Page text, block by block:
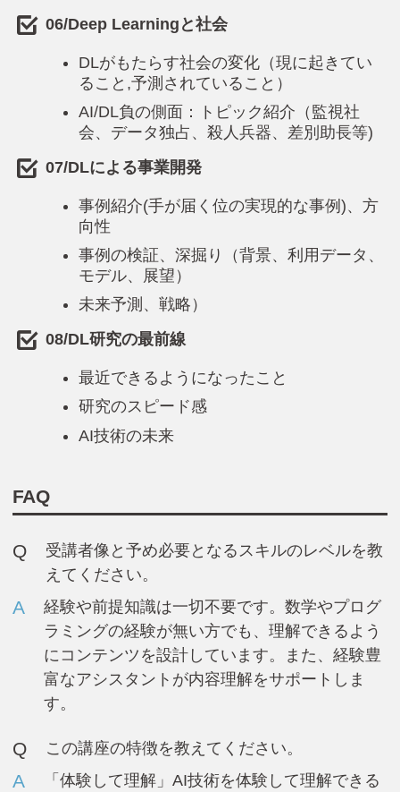
06/Deep Learningと社会
DLがもたらす社会の変化（現に起きてい
ること,予測されていること）
AI/DL負の側面：トピック紹介（監視社
会、データ独占、殺人兵器、差別助長等)
07/DLによる事業開発
事例紹介(手が届く位の実現的な事例)、方
向性
事例の検証、深掘り（背景、利用データ、
モデル、展望）
未来予測、戦略）
08/DL研究の最前線
最近できるようになったこと
研究のスピード感
AI技術の未来
FAQ
Q
受講者像と予め必要となるスキルのレベルを教
えてください。
A
経験や前提知識は一切不要です。数学やプログ
ラミングの経験が無い方でも、理解できるよう
にコンテンツを設計しています。また、経験豊
富なアシスタントが内容理解をサポートしま
す。
Q この講座の特徴を教えてください。
A
「体験して理解」AI技術を体験して理解できる